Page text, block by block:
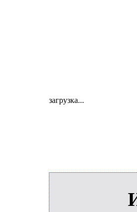
загрузка...